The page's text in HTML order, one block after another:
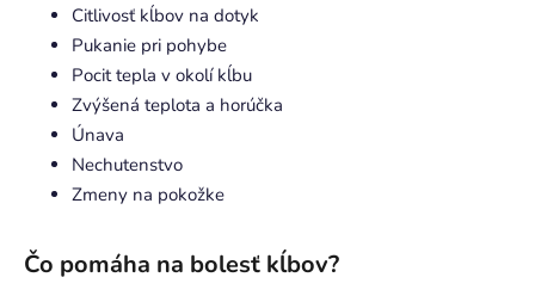
Citlivosť kĺbov na dotyk
Pukanie pri pohybe
Pocit tepla v okolí kĺbu
Zvýšená teplota a horúčka
Únava
Nechutenstvo
Zmeny na pokožke
Čo pomáha na bolesť kĺbov?